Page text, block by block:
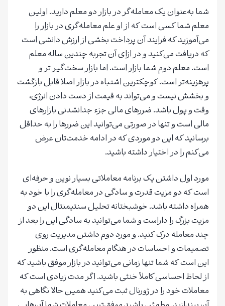
شما به‌عنوان یک معامله‌گر در بازار دو معلم دارید. اولین
معلم شما کسی است که از او علم معامله‌گری در بازار را
می‌آموزید که فرایند آن پرداخت بخشی از ارزش دانشی است
که دریافت می‌کنید و در ازای آن تجربه چندین ساله معلم
است. معلم دوم شما بازار است. اما بازار سخت‌گیر تر و
پرهزینه‌تر است. کوچکترین اشتباه در بازار اصلا قابل بازگشت
و بخشش نیست و می‌تواند به قیمت از دست دادن انرژی،
وقت و پول باشد. ضررهای مالی جزء جدانشدنی بازارهای
مالی است و تنها در صورتی می‌توانید این ضررها را به حداقل
برسانید که این دو موردی که در ادامه خدمت‌تان عرض
می‌کنم را در اختیار داشته باشید.
مورد اول داشتن یک برنامه معاملاتی بسیار نوین و حرفه‌ای
است که دو مزیت قدرت و سادگی در معامله‌گری را با خود به
همراه داشته باشد. خوشبختانه تحلیل سنتیمنتال این دو
مزیت بزرگ را داراست و شما می‌توانید به سادگی این را بعد از
چند معامله درک کنید. و مورد دوم داشتن مدیریت روی
تصمیمات و احساسات در هنگام معامله‌گری است. منظور
این است که شما تنها زمانی می‌توانید در بازار موفق باشید که
از لحاظ احساسی کاملاً خنثی باشید. اگر مدت زیادی است که
معاملات خود را در ژورنال ثبت می‌کنید همین حالا نگاهی به